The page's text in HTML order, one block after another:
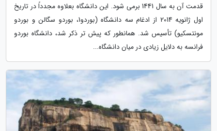
قدمت آن به سال 1441 برمی شود. این دانشگاه بعلاوه مجدداً در تاریخ
اول ژانویه 2014 از ادغام سه دانشگاه (بوردو1، بوردو سگالن و بوردو
مونتسکیو) تأسیس شد. همانطور که پیش تر ذکر شد، دانشگاه بوردو
فرانسه به دلایل زیادی در میان دانشگاه...